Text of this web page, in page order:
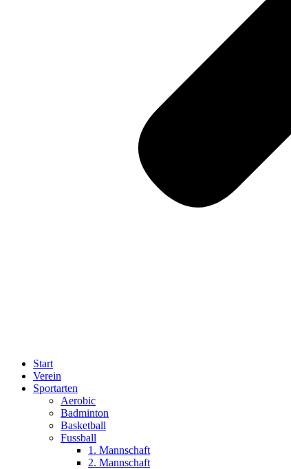
Start
Verein
Sportarten
Aerobic
Badminton
Basketball
Fussball
1. Mannschaft
2. Mannschaft